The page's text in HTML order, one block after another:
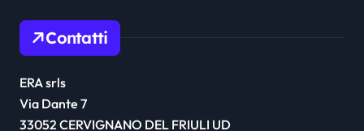
Contatti
ERA srls
Via Dante 7
33052 CERVIGNANO DEL FRIULI UD